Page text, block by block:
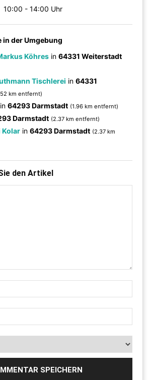
10:00 - 14:00 Uhr
in der Umgebung
Köhres in64331 Weiterstadt
Tischlerei in64331
km entfernt)
in64293 Darmstadt (1.96 km entfernt)
Darmstadt (2.37 km entfernt)
Kolar in64293 Darmstadt (2.37 km
den Artikel